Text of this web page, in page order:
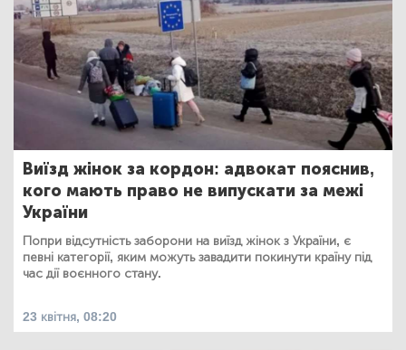
Виїзд жінок за кордон: адвокат пояснив,
кого мають право не випускати за межі
України
Попри відсутність заборони на виїзд жінок з України, є
певні категорії, яким можуть завадити покинути країну під
час дії воєнного стану.
23 квітня, 08:20